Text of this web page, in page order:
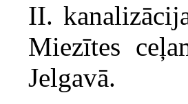
II.
Miezītes
Jelgavā.